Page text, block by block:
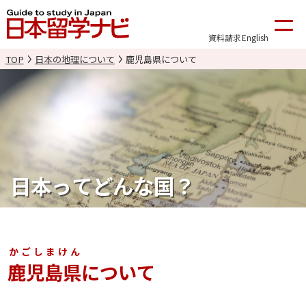
資料請求English
TOP 日本の地理について 鹿児島県について
日本ってどんな国？
鹿児島県
かごしまけん
について